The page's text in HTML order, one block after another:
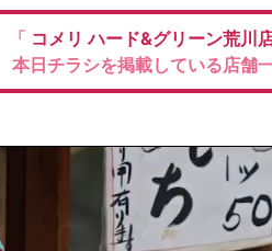
「 コメリハード&グリーン荒川
本日チラシを掲載している店舗